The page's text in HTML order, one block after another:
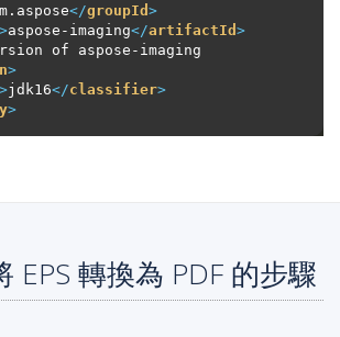
</groupId >
>aspose-imaging</artifactId >
of aspose-imaging
>
>jdk16</classifier>
>
EPS 轉換為 PDF 的步驟